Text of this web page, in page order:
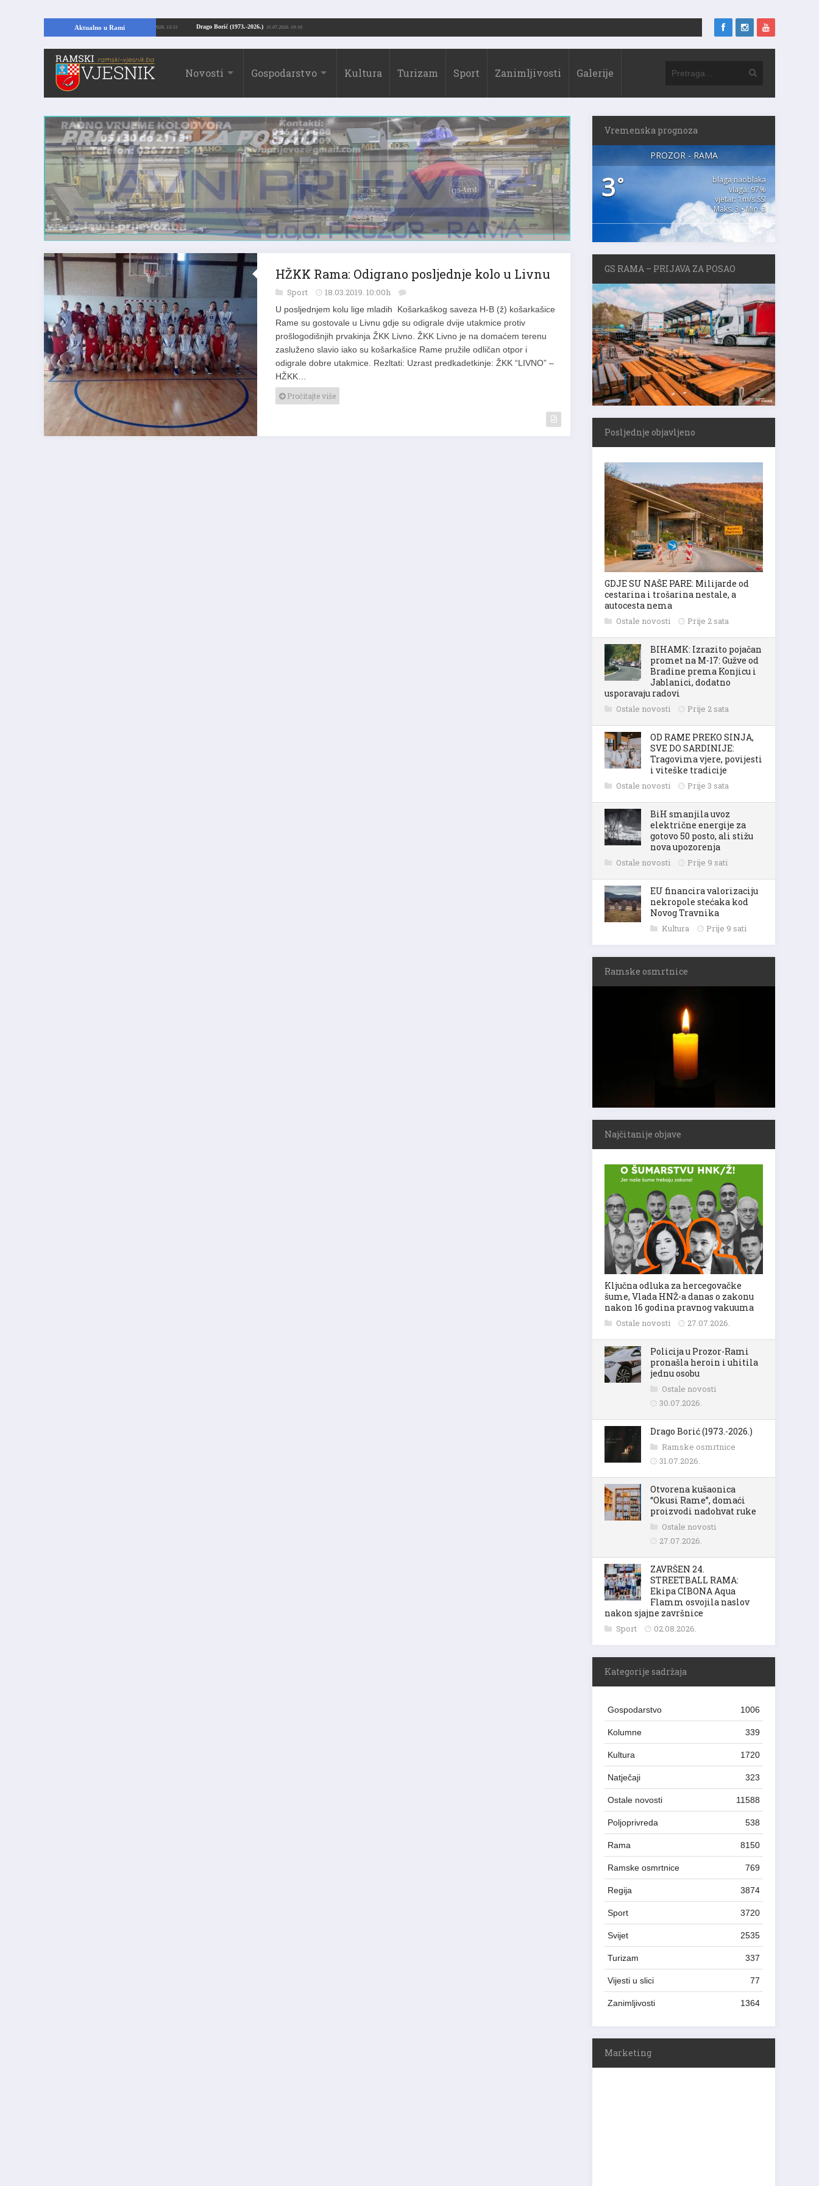
Aktualno u Rami Drago Borić (1973.-2026.) 31.07.2026. 19:10
Kopajući temelje kuće, pronašao vrijedne arheološke ostatke 24.07.2026. 13:51
Novosti Gospodarstvo Kultura Turizam Sport Zanimljivosti Galerije
HŽKK Rama: Odigrano posljednje kolo u Livnu
Sport 18.03.2019. 10:00h
U posljednjem kolu lige mladih Košarkaškog saveza H-B (ž) košarkašice
Rame su gostovale u Livnu gdje su odigrale dvije utakmice protiv
prošlogodišnjih prvakinja ŽKK Livno. ŽKK Livno je na domaćem terenu
zasluženo slavio iako su košarkašice Rame pružile odličan otpor i
odigrale dobre utakmice. Rezltati: Uzrast predkadetkinje: ŽKK “LIVNO” –
HŽKK…
Pročitajte više
Vremenska prognoza
PROZOR - RAMA
3°
blaga naoblaka
vlaga: 97%
vjetar: 1m/s SSI
Maks. 3 • Min. 3
GS RAMA – PRIJAVA ZA POSAO
Posljednje objavljeno
GDJE SU NAŠE PARE: Milijarde od
cestarina i trošarina nestale, a
autocesta nema
Ostale novosti Prije 2 sata
BIHAMK: Izrazito pojačan
promet na M-17: Gužve od
Bradine prema Konjicu i
Jablanici, dodatno
usporavaju radovi
Ostale novosti Prije 2 sata
OD RAME PREKO SINJA,
SVE DO SARDINIJE:
Tragovima vjere, povijesti
i viteške tradicije
Ostale novosti Prije 3 sata
BiH smanjila uvoz
električne energije za
gotovo 50 posto, ali stižu
nova upozorenja
Ostale novosti Prije 9 sati
EU financira valorizaciju
nekropole stećaka kod
Novog Travnika
Kultura Prije 9 sati
Ramske osmrtnice
Najčitanije objave
Ključna odluka za hercegovačke
šume, Vlada HNŽ-a danas o zakonu
nakon 16 godina pravnog vakuuma
Ostale novosti 27.07.2026.
Policija u Prozor-Rami
pronašla heroin i uhitila
jednu osobu
Ostale novosti
30.07.2026.
Drago Borić (1973.-2026.)
Ramske osmrtnice
31.07.2026.
Otvorena kušaonica
“Okusi Rame”, domaći
proizvodi nadohvat ruke
Ostale novosti
27.07.2026.
ZAVRŠEN 24.
STREETBALL RAMA:
Ekipa CIBONA Aqua
Flamm osvojila naslov
nakon sjajne završnice
Sport 02.08.2026.
Kategorije sadržaja
Gospodarstvo 1006
Kolumne 339
Kultura 1720
Natječaji 323
Ostale novosti 11588
Poljoprivreda 538
Rama 8150
Ramske osmrtnice 769
Regija 3874
Sport 3720
Svijet 2535
Turizam 337
Vijesti u slici 77
Zanimljivosti 1364
Marketing